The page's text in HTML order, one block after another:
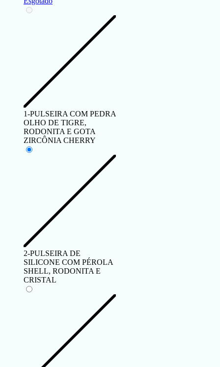
1-PULSEIRA COM PEDRA
OLHO DE TIGRE,
RODONITA E GOTA
ZIRCÔNIA CHERRY
2-PULSEIRA DE
SILICONE COM PÉROLA
SHELL, RODONITA E
CRISTAL